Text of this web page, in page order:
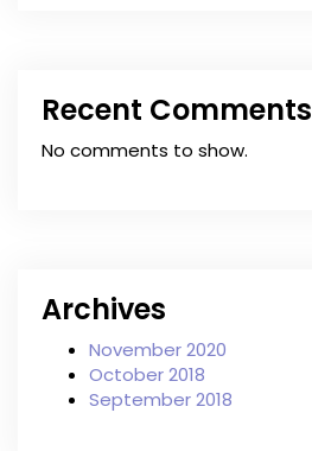
Recent Comments
No comments to show.
Archives
November 2020
October 2018
September 2018